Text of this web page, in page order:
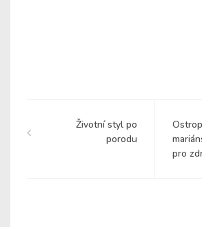
Životní styl po
porodu
pro